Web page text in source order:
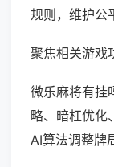
规则，维护公
聚焦相关游戏
微乐麻将有挂
略、暗杠优化
AI算法调整牌